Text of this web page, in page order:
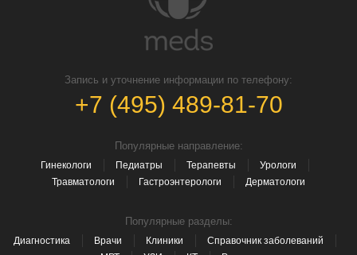
Запись и уточнение информации по телефону:
+7 (495) 489-81-70
Популярные направление:
Гинекологи Педиатры Терапевты
Урологи
Травматологи
Гастроэнтерологи Дерматологи
Популярные разделы:
Диагностика Врачи Клиники
Справочник заболеваний